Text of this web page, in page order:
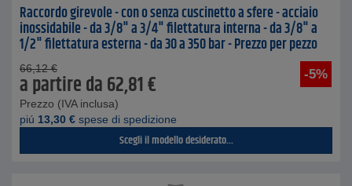
Raccordo girevole - con o senza cuscinetto a sfere - acciaio
inossidabile - da 3/8" a 3/4" filettatura interna - da 3/8" a
1/2" filettatura esterna - da 30 a 350 bar - Prezzo per pezzo
-5%
66,12 €
a partire da62,81€
Prezzo (IVA inclusa)
piú 13,30 € spese di spedizione
Scegli il modello desiderato...